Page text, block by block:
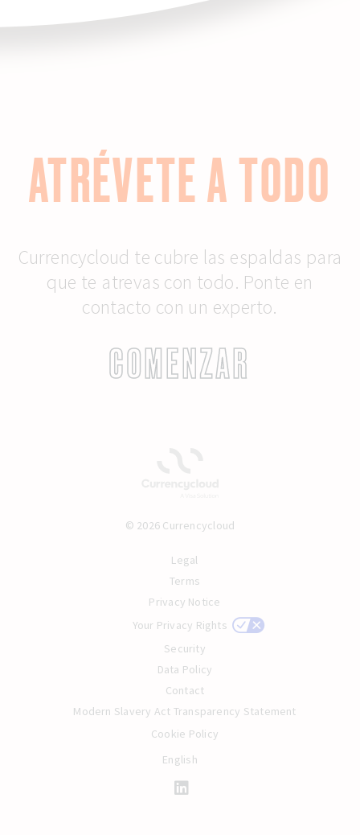
ATRÉVETE A TODO
Currencycloud te cubre las espaldas para
que te atrevas con todo. Ponte en
contacto con un experto.
COMENZAR
© 2026 Currencycloud
Legal
Terms
Privacy Notice
Your Privacy Rights
Security
Data Policy
Contact
Modern Slavery Act Transparency Statement
Cookie Policy
English